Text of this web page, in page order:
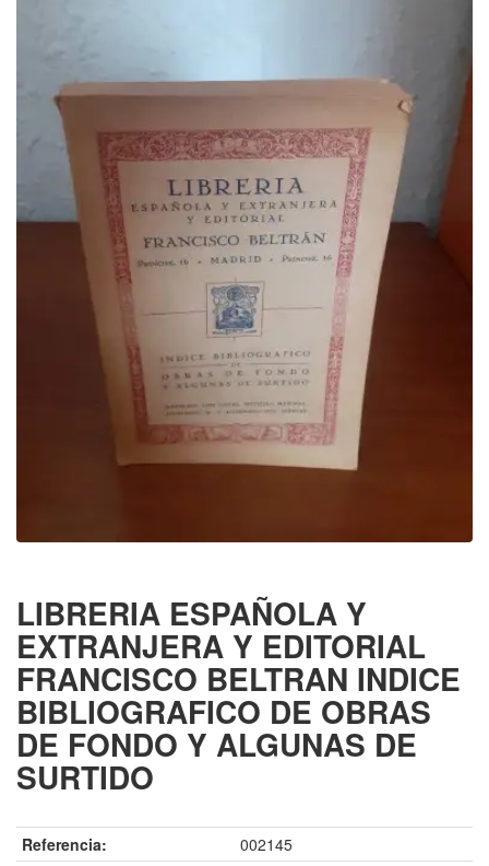
LIBRERIA ESPAÑOLA Y
EXTRANJERA Y EDITORIAL
FRANCISCO BELTRAN INDICE
BIBLIOGRAFICO DE OBRAS
DE FONDO Y ALGUNAS DE
SURTIDO
Referencia:
002145